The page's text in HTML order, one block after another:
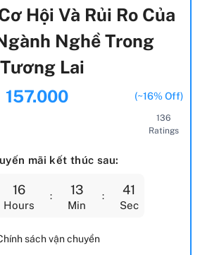
Hội Và Rủi Ro Của
Nghề Trong
Tương Lai
157.000 (~16% Off)
136
Ratings
mãi kết thúc sau:
16
Hours
13
Min
39
Sec
sách vận chuyển